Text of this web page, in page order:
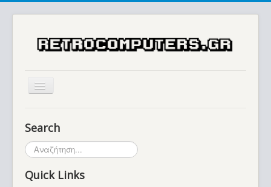
Μουσείο
Search
Αναζήτηση...
Quick Links